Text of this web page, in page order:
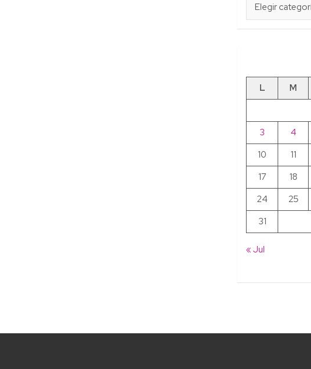
L
M
3
4
10
11
17
18
24
25
31
« Jul